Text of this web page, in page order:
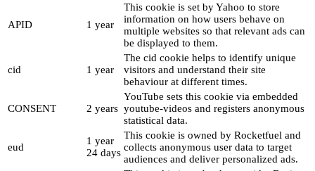
APID 1 year
This cookie is set by Yahoo to store
information on how users behave on
multiple websites so that relevant ads can
be displayed to them.
cid 1 year
The cid cookie helps to identify unique
visitors and understand their site
behaviour at different times.
CONSENT 2 years
YouTube sets this cookie via embedded
youtube-videos and registers anonymous
statistical data.
eud
1 year
24 days
This cookie is owned by Rocketfuel and
collects anonymous user data to target
audiences and deliver personalized ads.